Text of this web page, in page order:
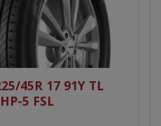
45R 17 91Y TL
5 FSL